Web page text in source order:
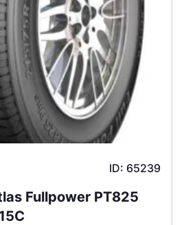
ID: 65239
Fullpower PT825